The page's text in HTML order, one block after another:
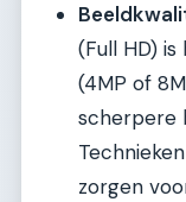
(Full HD)
(4MP of
scherpere
zorgen